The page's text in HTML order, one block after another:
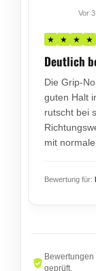
Vor
★ ★ ★ ★
Deutlich
Die Grip-
guten Halt
rutscht bei
mit
Bewertung für:
geprüft.